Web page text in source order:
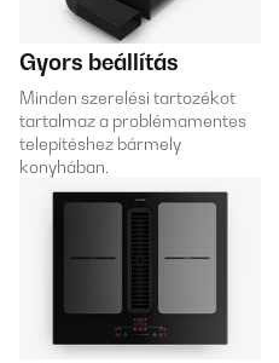
Gyors beállítás
Minden szerelési tartozékot
tartalmaz a problémamentes
telepítéshez bármely
konyhában.